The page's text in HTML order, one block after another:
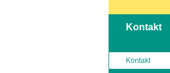
Kontakt
Kontakt